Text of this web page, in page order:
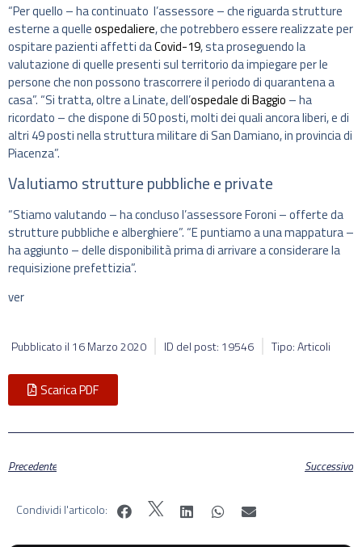
“Per quello – ha continuato l’assessore – che riguarda strutture
esterne a quelleospedaliere, che potrebbero essere realizzate per
ospitare pazienti affetti daCovid-19, sta proseguendo la
valutazione di quelle presenti sul territorio da impiegare per le
persone che non possono trascorrere il periodo di quarantena a
casa”. “Si tratta, oltre a Linate, dell’ospedale di Baggio – ha
ricordato – che dispone di 50 posti, molti dei quali ancora liberi, e di
altri 49 posti nella struttura militare di San Damiano, in provincia di
Piacenza”.
Valutiamo strutture pubbliche e private
“Stiamo valutando – ha concluso l’assessore Foroni – offerte da
strutture pubbliche e alberghiere”. “E puntiamo a una mappatura –
ha aggiunto – delle disponibilità prima di arrivare a considerare la
requisizione prefettizia”.
ver
Pubblicato il 16 Marzo 2020 ID del post: 19546 Tipo: Articoli
Scarica PDF
Precedente Successivo
Condividi l'articolo: